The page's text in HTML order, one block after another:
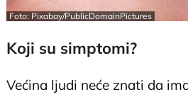
Foto: Pixabay/PublicDomainPictures
Koji su simptomi?
Većina ljudi neće znati da